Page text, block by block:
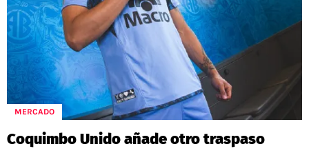
MERCADO
Coquimbo Unido añade otro traspaso